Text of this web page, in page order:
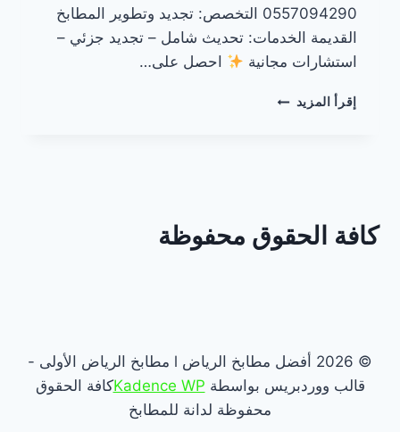
0557094290 التخصص: تجديد وتطوير المطابخ
القديمة الخدمات: تحديث شامل – تجديد جزئي –
استشارات مجانية
احصل على…
إقرأ المزيد تحديث
كافة الحقوق محفوظة
© 2026 أفضل مطابخ الرياض l مطابخ الرياض الأولى -
قالب ووردبريس بواسطة Kadence WPكافة الحقوق
محفوظة لدانة للمطابخ